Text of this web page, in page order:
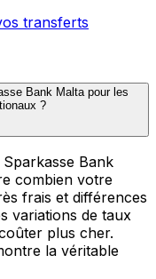
transferts
Bank Malta pour les
?
Bank
combien votre
frais et différences
variations de taux
plus cher.
la véritable